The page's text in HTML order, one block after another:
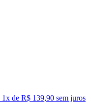
1x de R$ 139,90 sem juros